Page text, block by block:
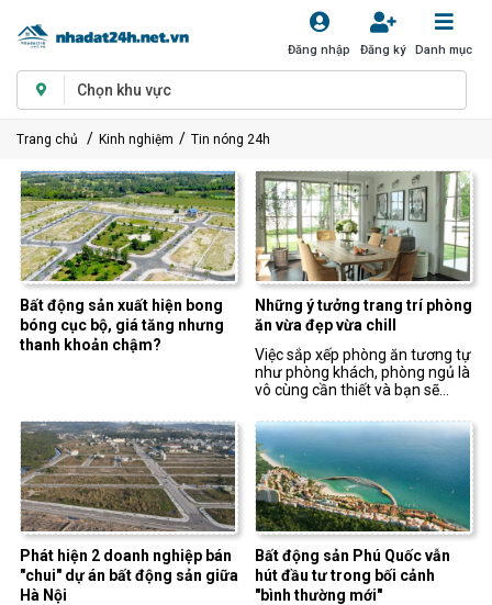
Chọn khu vực
Đăng nhập Đăng ký Danh mục
Trang chủ Kinh nghiệm Tin nóng 24h
Bất động sản xuất hiện bong
bóng cục bộ, giá tăng nhưng
thanh khoản chậm?
Những ý tưởng trang trí phòng
ăn vừa đẹp vừa chill
Việc sắp xếp phòng ăn tương tự
như phòng khách, phòng ngủ là
vô cùng cần thiết và bạn sẽ
đúng khi thấy những ý tưởng
trang trí này.
Phát hiện 2 doanh nghiệp bán
"chui" dự án bất động sản giữa
Hà Nội
Bất động sản Phú Quốc vẫn
hút đầu tư trong bối cảnh
"bình thường mới"